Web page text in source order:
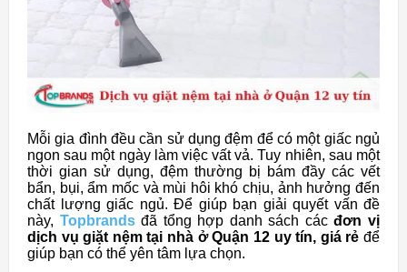
Mỗi gia đình đều cần sử dụng đệm để có một giấc ngủ
ngon sau một ngày làm việc vất vả. Tuy nhiên, sau một
thời gian sử dụng, đệm thường bị bám đầy các vết
bẩn, bụi, ẩm mốc và mùi hôi khó chịu, ảnh hưởng đến
chất lượng giấc ngủ. Để giúp bạn giải quyết vấn đề
này, Topbrands đã tổng hợp danh sách cácđơn vị
dịch vụ giặt nệm tại nhà ở Quận 12 uy tín, giá rẻ để
giúp bạn có thể yên tâm lựa chọn.